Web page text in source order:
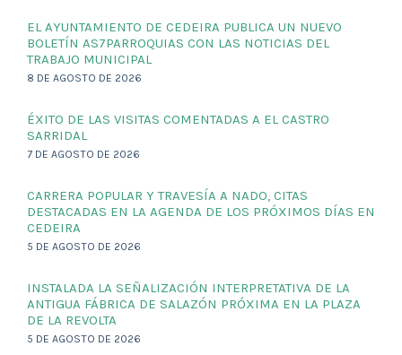
EL AYUNTAMIENTO DE CEDEIRA PUBLICA UN NUEVO
BOLETÍN AS7PARROQUIAS CON LAS NOTICIAS DEL
TRABAJO MUNICIPAL
8 DE AGOSTO DE 2026
ÉXITO DE LAS VISITAS COMENTADAS A EL CASTRO
SARRIDAL
7 DE AGOSTO DE 2026
CARRERA POPULAR Y TRAVESÍA A NADO, CITAS
DESTACADAS EN LA AGENDA DE LOS PRÓXIMOS DÍAS EN
CEDEIRA
5 DE AGOSTO DE 2026
INSTALADA LA SEÑALIZACIÓN INTERPRETATIVA DE LA
ANTIGUA FÁBRICA DE SALAZÓN PRÓXIMA EN LA PLAZA
DE LA REVOLTA
5 DE AGOSTO DE 2026